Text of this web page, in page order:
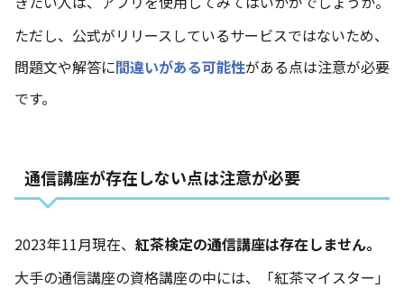
ただし、公式がリリースしているサービスではないため、
問題文や解答に間違いがある可能性がある点は注意が必要
です。
通信講座が存在しない点は注意が必要
2023年11月現在、 紅茶検定の通信講座は存在しません。
大手の通信講座の資格講座の中には、「紅茶マイスター」